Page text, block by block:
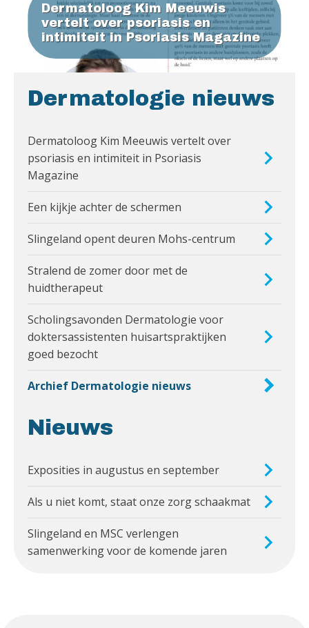
Dermatoloog Kim Meeuwis
vertelt over psoriasis en
intimiteit in Psoriasis Magazine
Dermatologie nieuws
Dermatoloog Kim Meeuwis vertelt over
psoriasis en intimiteit in Psoriasis
Magazine
Een kijkje achter de schermen
Slingeland opent deuren Mohs-centrum
Stralend de zomer door met de
huidtherapeut
Scholingsavonden Dermatologie voor
doktersassistenten huisartspraktijken
goed bezocht
Archief Dermatologie nieuws
Nieuws
Exposities in augustus en september
Als u niet komt, staat onze zorg schaakmat
Slingeland en MSC verlengen
samenwerking voor de komende jaren